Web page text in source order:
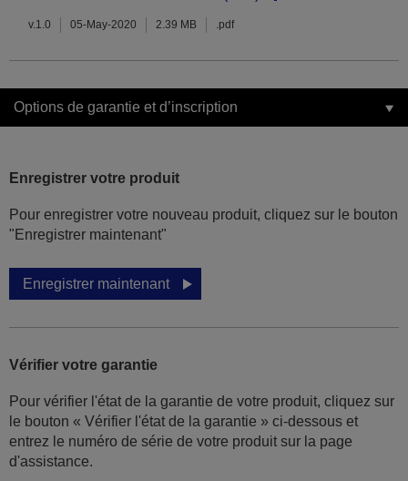
v.1.0 05-May-2020 2.39 MB .pdf
Options de garantie et d’inscription
Enregistrer votre produit
Pour enregistrer votre nouveau produit, cliquez sur le bouton
"Enregistrer maintenant"
Enregistrer maintenant
Vérifier votre garantie
Pour vérifier l'état de la garantie de votre produit, cliquez sur
le bouton « Vérifier l'état de la garantie » ci-dessous et
entrez le numéro de série de votre produit sur la page
d'assistance.